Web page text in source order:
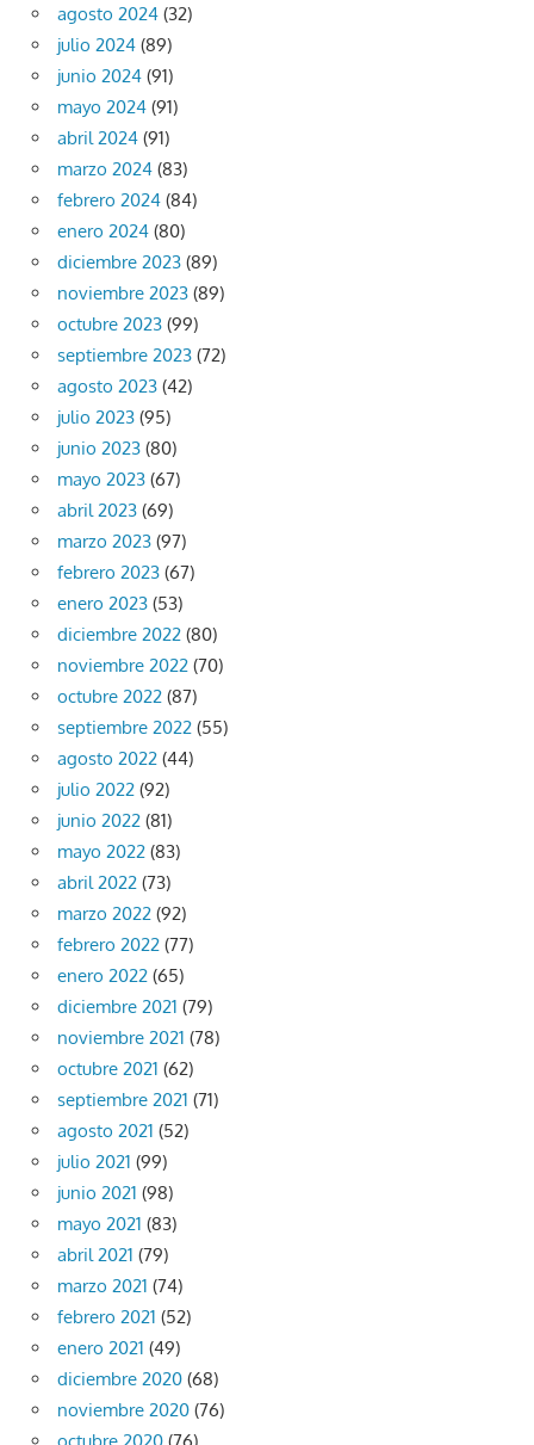
agosto 2024 (32)
julio 2024 (89)
junio 2024 (91)
mayo 2024 (91)
abril 2024 (91)
marzo 2024 (83)
febrero 2024 (84)
enero 2024 (80)
diciembre 2023 (89)
noviembre 2023 (89)
octubre 2023 (99)
septiembre 2023 (72)
agosto 2023 (42)
julio 2023 (95)
junio 2023 (80)
mayo 2023 (67)
abril 2023 (69)
marzo 2023 (97)
febrero 2023 (67)
enero 2023 (53)
diciembre 2022 (80)
noviembre 2022 (70)
octubre 2022 (87)
septiembre 2022 (55)
agosto 2022 (44)
julio 2022 (92)
junio 2022 (81)
mayo 2022 (83)
abril 2022 (73)
marzo 2022 (92)
febrero 2022 (77)
enero 2022 (65)
diciembre 2021 (79)
noviembre 2021 (78)
octubre 2021 (62)
septiembre 2021 (71)
agosto 2021 (52)
julio 2021 (99)
junio 2021 (98)
mayo 2021 (83)
abril 2021 (79)
marzo 2021 (74)
febrero 2021 (52)
enero 2021 (49)
diciembre 2020 (68)
noviembre 2020 (76)